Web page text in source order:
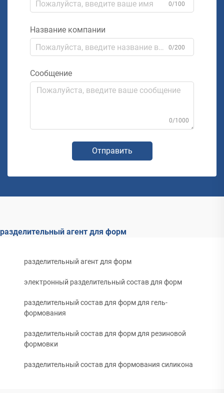
0/100
Название компании
0/200
Сообщение
0/1000
Отправить
разделительный агент для форм
разделительный агент для форм
электронный разделительный состав для форм
разделительный состав для форм для гель-
формования
разделительный состав для форм для резиновой
формовки
разделительный состав для формования силикона